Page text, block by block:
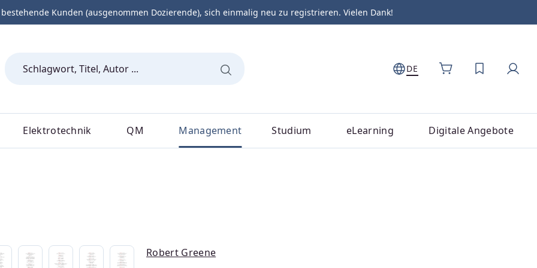
Kunden (ausgenommen Dozierende), sich einmalig neu zu registrieren. Vielen Dank!
DE DU HAST 0
Elektrotechnik QM Management Studium eLearning Digitale Angebote
Robert Greene